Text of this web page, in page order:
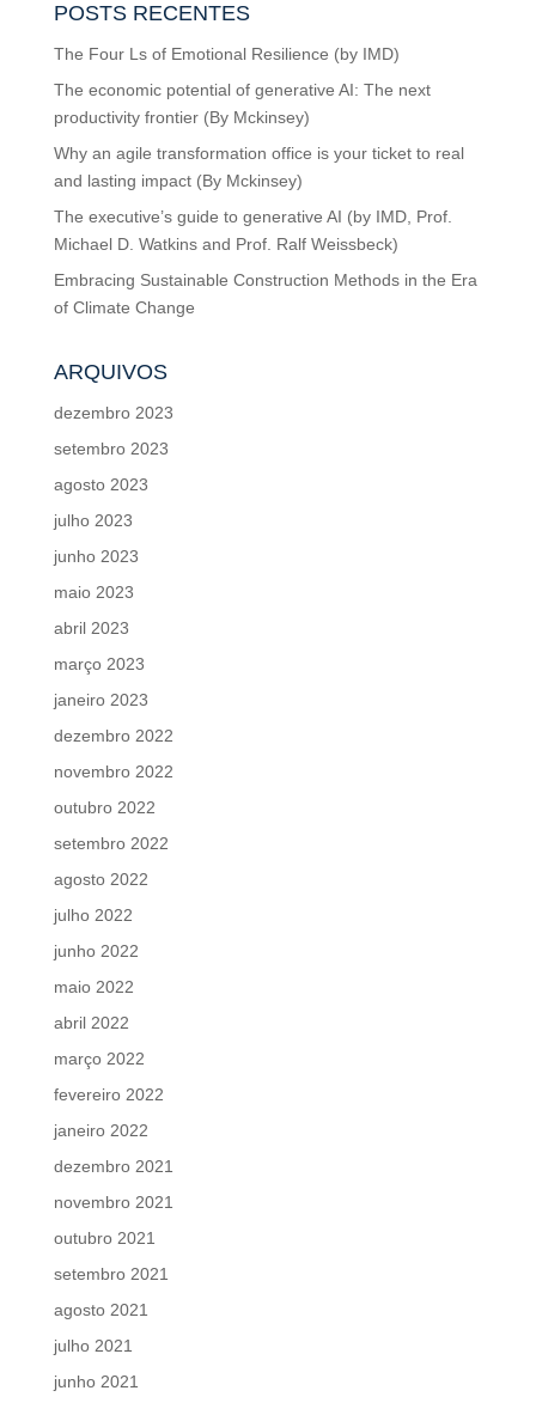
POSTS RECENTES
The Four Ls of Emotional Resilience (by IMD)
The economic potential of generative AI: The next
productivity frontier (By Mckinsey)
Why an agile transformation office is your ticket to real
and lasting impact (By Mckinsey)
The executive’s guide to generative AI (by IMD, Prof.
Michael D. Watkins and Prof. Ralf Weissbeck)
Embracing Sustainable Construction Methods in the Era
of Climate Change
ARQUIVOS
dezembro 2023
setembro 2023
agosto 2023
julho 2023
junho 2023
maio 2023
abril 2023
março 2023
janeiro 2023
dezembro 2022
novembro 2022
outubro 2022
setembro 2022
agosto 2022
julho 2022
junho 2022
maio 2022
abril 2022
março 2022
fevereiro 2022
janeiro 2022
dezembro 2021
novembro 2021
outubro 2021
setembro 2021
agosto 2021
julho 2021
junho 2021